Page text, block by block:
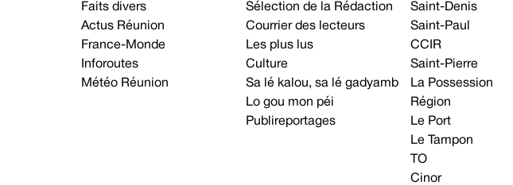
Faits divers
Actus Réunion
France-Monde
Inforoutes
Météo Réunion
Sélection de la Rédaction
Courrier des lecteurs
Les plus lus
Culture
Sa lé kalou, sa lé gadyamb
Lo gou mon péi
Publireportages
Saint-Denis
Saint-Paul
CCIR
Saint-Pierre
La Possession
Région
Le Port
Le Tampon
TO
Cinor